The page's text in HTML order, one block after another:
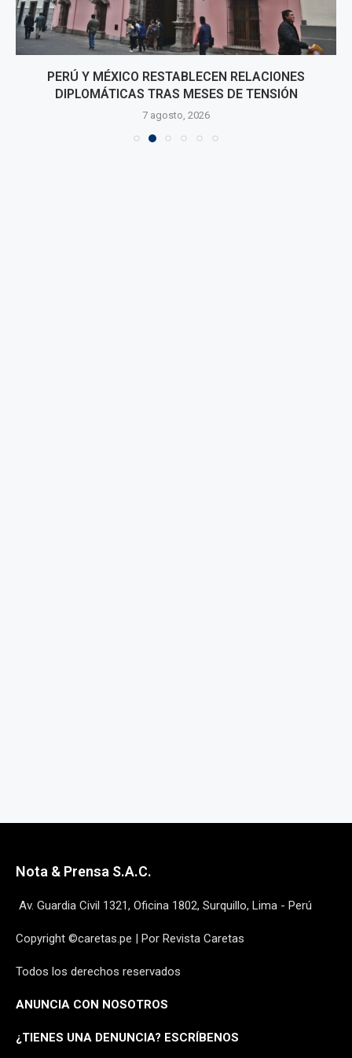
PERÚ Y MÉXICO RESTABLECEN RELACIONES
DIPLOMÁTICAS TRAS MESES DE TENSIÓN
7 agosto, 2026
Nota & Prensa S.A.C.
Av. Guardia Civil 1321, Oficina 1802, Surquillo, Lima - Perú
Copyright ©caretas.pe | Por Revista Caretas
Todos los derechos reservados
ANUNCIA CON NOSOTROS
¿TIENES UNA DENUNCIA? ESCRÍBENOS